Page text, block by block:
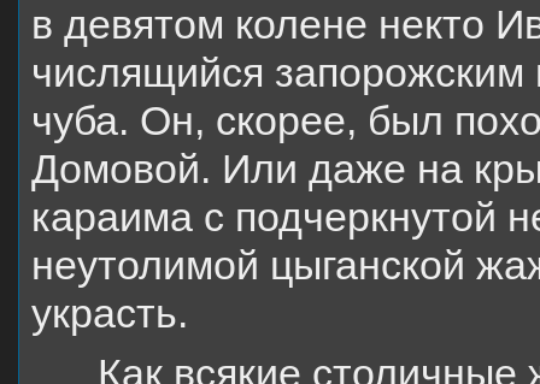
в девятом колене некто
числящийся запорожским
чуба. Он, скорее, был
Домовой. Или даже на
караима с подчеркнутой
неутолимой цыганской
украсть.
Как всякие